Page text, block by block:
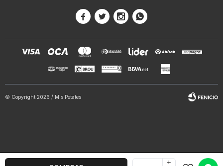
+
   
© Copyright 2026 / Mis Petates
Fenicio